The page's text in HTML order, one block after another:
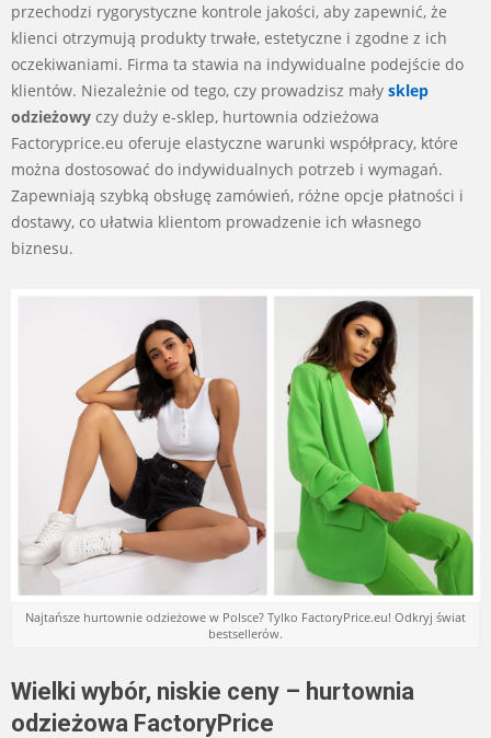
przechodzi rygorystyczne kontrole jakości, aby zapewnić, że
klienci otrzymują produkty trwałe, estetyczne i zgodne z ich
oczekiwaniami. Firma ta stawia na indywidualne podejście do
klientów. Niezależnie od tego, czy prowadzisz mały sklep
odzieżowy czy duży e-sklep, hurtownia odzieżowa
Factoryprice.eu oferuje elastyczne warunki współpracy, które
można dostosować do indywidualnych potrzeb i wymagań.
Zapewniają szybką obsługę zamówień, różne opcje płatności i
dostawy, co ułatwia klientom prowadzenie ich własnego
biznesu.
Najtańsze hurtownie odzieżowe w Polsce? Tylko FactoryPrice.eu! Odkryj świat
bestsellerów.
Wielki wybór, niskie ceny – hurtownia
odzieżowa FactoryPrice